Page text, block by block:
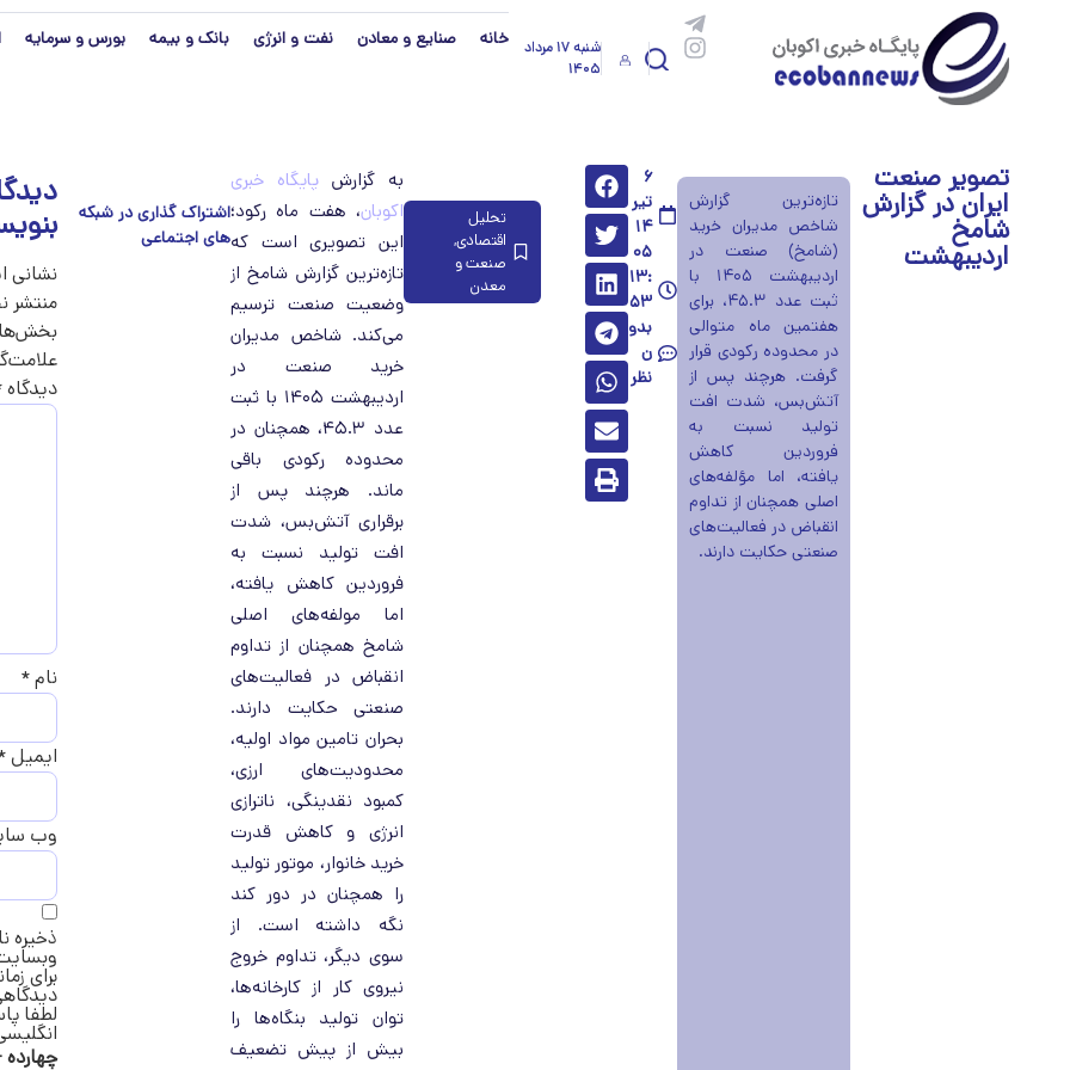
شنبه ۱۷ مرداد
۱۴۰۵
خانه صنایع و معادن نفت و انرژی بانک و بیمه بورس و سرمایه
تصویر صنعت
ایران در گزارش
شامخ
اردیبهشت
تازه‌ترین گزارش
شاخص مدیران خرید
(شامخ) صنعت در
اردیبهشت ۱۴۰۵ با
ثبت عدد ۴۵.۳، برای
هفتمین ماه متوالی
در محدوده رکودی قرار
گرفت. هرچند پس از
آتش‌بس، شدت افت
تولید نسبت به
فروردین کاهش
یافته، اما مؤلفه‌های
اصلی همچنان از تداوم
انقباض در فعالیت‌های
صنعتی حکایت دارند.
۶
تیر
۱۴
۰۵
۱۳:
۵۳
بدو
ن
نظر
تحلیل
اقتصادی,
صنعت و
معدن
به گزارشپایگاه خبری
اکوبان، هفت ماه رکود؛
این تصویری است که
تازه‌ترین گزارش شامخ از
وضعیت صنعت ترسیم
می‌کند. شاخص مدیران
خرید صنعت در
اردیبهشت ۱۴۰۵ با ثبت
عدد ۴۵.۳، همچنان در
محدوده رکودی باقی
ماند. هرچند پس از
برقراری آتش‌بس، شدت
افت تولید نسبت به
فروردین کاهش یافته،
اما مولفه‌های اصلی
شامخ همچنان از تداوم
انقباض در فعالیت‌های
صنعتی حکایت دارند.
بحران تامین مواد اولیه،
محدودیت‌های ارزی،
کمبود نقدینگی، ناترازی
انرژی و کاهش قدرت
خرید خانوار، موتور تولید
را همچنان در دور کند
نگه داشته است. از
سوی دیگر، تداوم خروج
نیروی کار از کارخانه‌ها،
توان تولید بنگاه‌ها را
بیش از پیش تضعیف
نشانی
منتشر
دیدگاه
نام*
ایمیل
وب‌
ذخیره
برای
لطفا